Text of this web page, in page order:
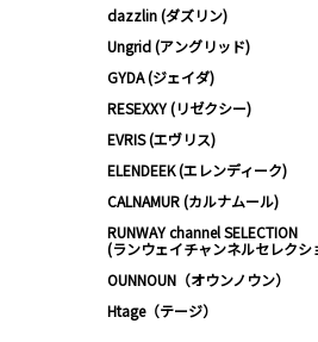
dazzlin (ダズリン)
Ungrid (アングリッド)
GYDA (ジェイダ)
RESEXXY (リゼクシー)
EVRIS (エヴリス)
ELENDEEK (エレンディーク)
CALNAMUR (カルナムール)
RUNWAY channel SELECTION
(ランウェイチャンネルセレクシ
OUNNOUN（オウンノウン）
Htage（テージ）